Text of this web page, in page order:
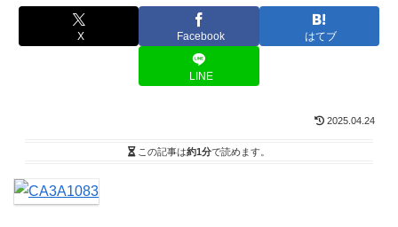
X Facebook はてブ
LINE
2025.04.24
この記事は約1分で読めます。